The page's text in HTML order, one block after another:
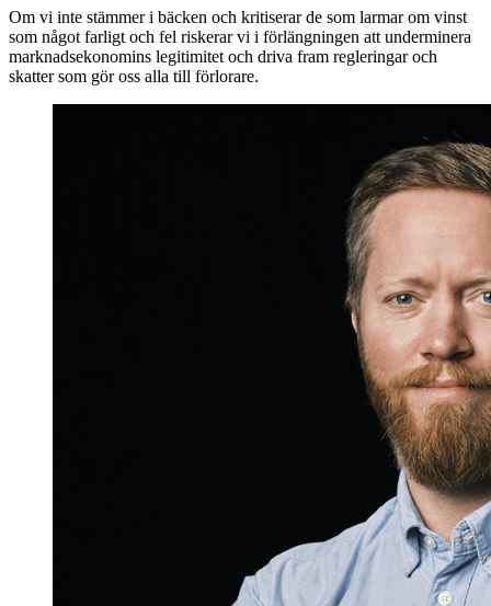
Om vi inte stämmer i bäcken och kritiserar de som larmar om vinst
som något farligt och fel riskerar vi i förlängningen att underminera
marknadsekonomins legitimitet och driva fram regleringar och
skatter som gör oss alla till förlorare.